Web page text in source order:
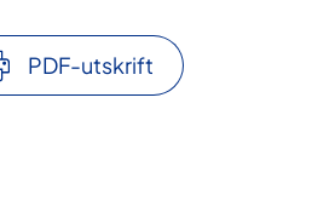
PDF-utskrift